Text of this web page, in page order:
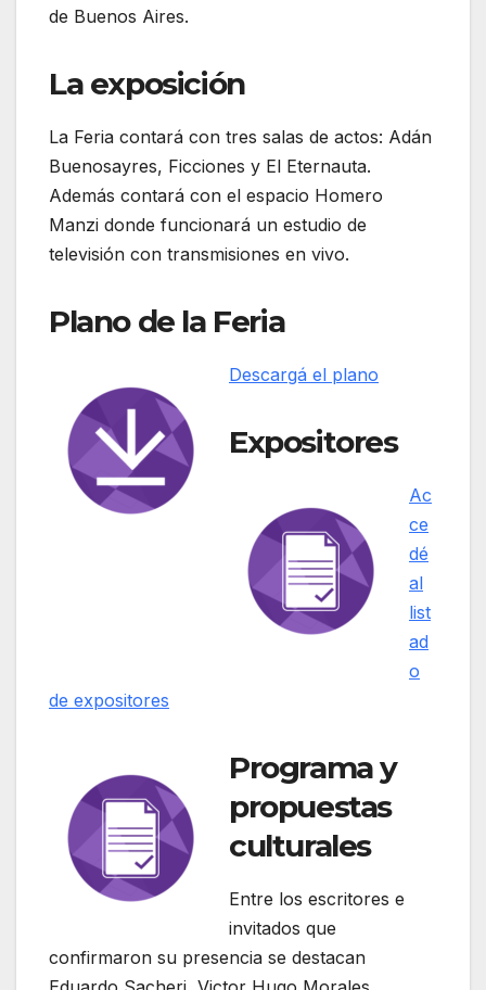
de Buenos Aires.
La exposición
La Feria contará con tres salas de actos: Adán
Buenosayres, Ficciones y El Eternauta.
Además contará con el espacio Homero
Manzi donde funcionará un estudio de
televisión con transmisiones en vivo.
Plano de la Feria
Descargá el plano
Expositores
Ac
ce
dé
al
list
ad
o
de expositores
Programa y
propuestas
culturales
Entre los escritores e
invitados que
confirmaron su presencia se destacan